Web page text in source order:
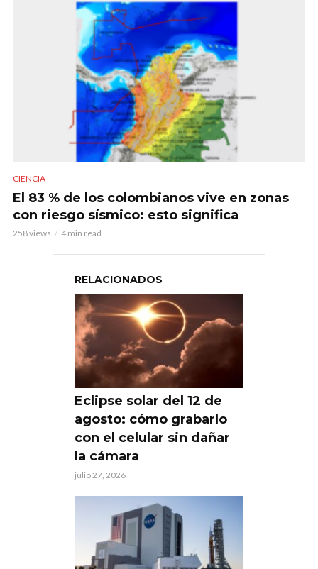
CIENCIA
El 83 % de los colombianos vive en zonas
con riesgo sísmico: esto significa
258 views 4 min read
RELACIONADOS
Eclipse solar del 12 de
agosto: cómo grabarlo
con el celular sin dañar
la cámara
julio 27, 2026